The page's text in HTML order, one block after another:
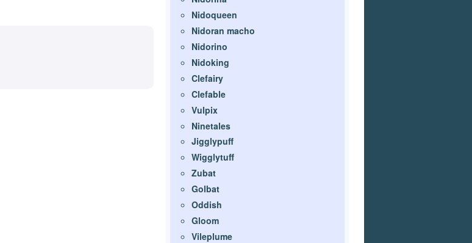
Nidoqueen
Nidoran macho
Nidorino
Nidoking
Clefairy
Clefable
Vulpix
Ninetales
Jigglypuff
Wigglytuff
Zubat
Golbat
Oddish
Gloom
Vileplume